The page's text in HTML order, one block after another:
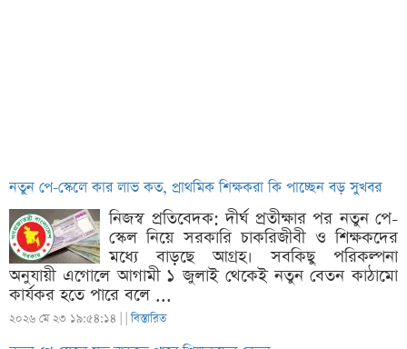
নতুন পে-স্কেলে কার লাভ কত, প্রাথমিক শিক্ষকরা কি পাচ্ছেন বড় সুখবর
নিজস্ব প্রতিবেদক: দীর্ঘ প্রতীক্ষার পর নতুন পে-
স্কেল নিয়ে সরকারি চাকরিজীবী ও শিক্ষকদের
মধ্যে বাড়ছে আগ্রহ। সবকিছু পরিকল্পনা
অনুযায়ী এগোলে আগামী ১ জুলাই থেকেই নতুন বেতন কাঠামো
কার্যকর হতে পারে বলে ...
২০২৬ মে ২৩ ১৯:৫৪:১৪ | |বিস্তারিত